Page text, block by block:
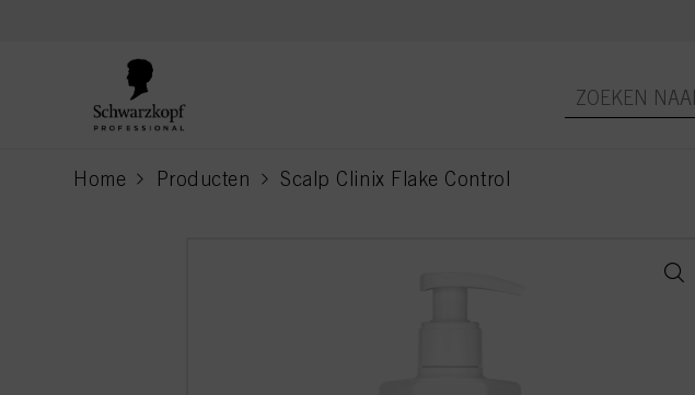
Home Producten Scalp Clinix Flake Control
current page